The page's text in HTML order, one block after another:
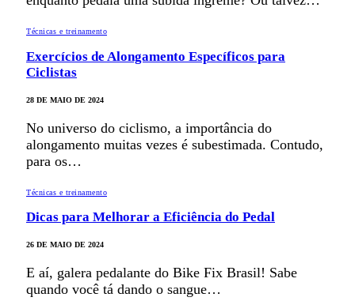
Técnicas e treinamento
Exercícios de Alongamento Específicos para
Ciclistas
28 DE MAIO DE 2024
No universo do ciclismo, a importância do
alongamento muitas vezes é subestimada. Contudo,
para os…
Técnicas e treinamento
Dicas para Melhorar a Eficiência do Pedal
26 DE MAIO DE 2024
E aí, galera pedalante do Bike Fix Brasil! Sabe
quando você tá dando o sangue…